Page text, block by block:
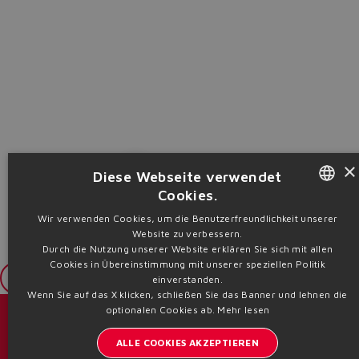
Add to Trolley
Login
GERMAN
SPANISH
×
Diese Webseite verwendet
Cookies.
Wir verwenden Cookies, um die Benutzerfreundlichkeit unserer
Website zu verbessern.
Durch die Nutzung unserer Website erklären Sie sich mit allen
Cookies in Übereinstimmung mit unserer speziellen Politik
einverstanden.
Wenn Sie auf das X klicken, schließen Sie das Banner und lehnen die
optionalen Cookies ab. Mehr lesen
ALLE COOKIES AKZEPTIEREN